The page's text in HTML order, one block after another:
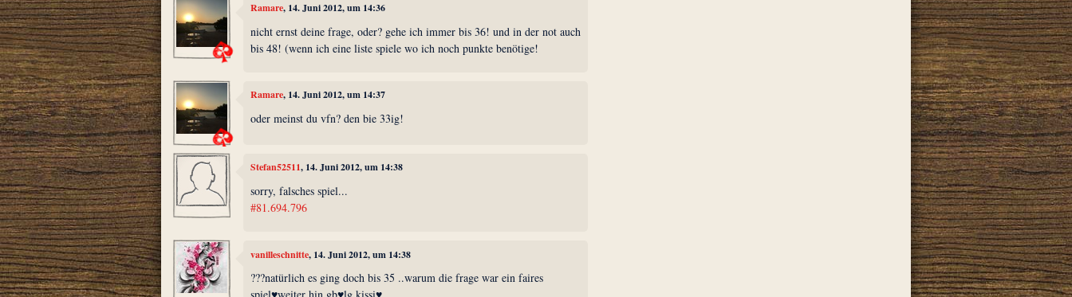
Ramare, 14. Juni 2012, um 14:36
nicht ernst deine frage, oder? gehe ich immer bis 36! und in der not auch
bis 48! (wenn ich eine liste spiele wo ich noch punkte benötige!
Ramare, 14. Juni 2012, um 14:37
oder meinst du vfn? den bie 33ig!
Stefan52511, 14. Juni 2012, um 14:38
sorry, falsches spiel...
#81.694.796
vanilleschnitte, 14. Juni 2012, um 14:38
???natürlich es ging doch bis 35 ..warum die frage war ein faires